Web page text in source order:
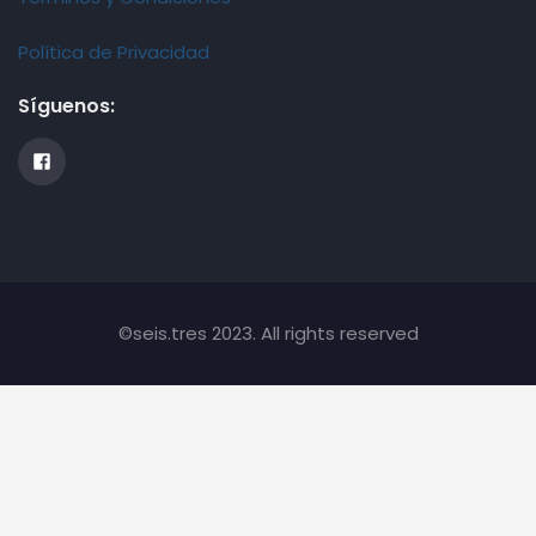
Política de Privacidad
Síguenos:
©seis.tres 2023. All rights reserved